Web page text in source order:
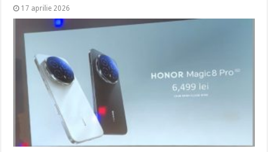
17 aprilie 2026